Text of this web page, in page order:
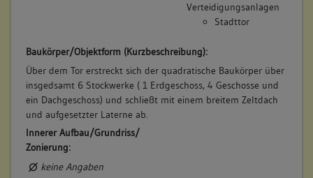
Verteidigungsanlagen
Stadttor
Baukörper/Objektform (Kurzbeschreibung):
Über dem Tor erstreckt sich der quadratische Baukörper über
insgedsamt 6 Stockwerke ( 1 Erdgeschoss, 4 Geschosse und
ein Dachgeschoss) und schließt mit einem breitem Zeltdach
und aufgesetzter Laterne ab.
Innerer Aufbau/Grundriss/
Zonierung:
keine Angaben